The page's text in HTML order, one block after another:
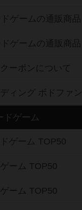
ゲームの通販商品
ゲームの通販商品
ーポンについて
ィング ボドファン
ドゲーム
ゲーム TOP50
ーム TOP50
ーム TOP50